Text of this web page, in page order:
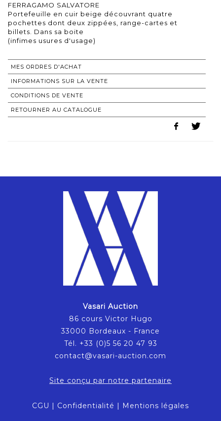
FERRAGAMO SALVATORE
Portefeuille en cuir beige découvrant quatre
pochettes dont deux zippées, range-cartes et
billets. Dans sa boite
(infimes usures d'usage)
MES ORDRES D'ACHAT
INFORMATIONS SUR LA VENTE
CONDITIONS DE VENTE
RETOURNER AU CATALOGUE
Vasari Auction
86 cours Victor Hugo
33000 Bordeaux - France
Tél. +33 (0)5 56 20 47 93
contact@vasari-auction.com
Site conçu par notre partenaire
CGU | Confidentialité | Mentions légales